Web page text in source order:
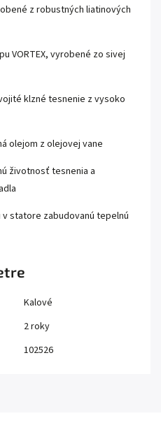
z robustných liatinových
VORTEX, vyrobené zo sivej
klzné tesnenie z vysoko
olejom z olejovej vane
životnosť tesnenia a
v statore zabudovanú tepelnú
Kalové
2 roky
102526